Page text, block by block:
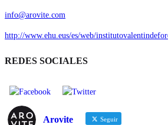
info@arovite.com
http://www.ehu.eus/es/web/
REDES SOCIALES
Arovite Seguir